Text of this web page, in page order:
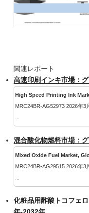
関連レポート
高速印刷インキ市場：
High Speed Printing Ink
MRC24BR-AG52973 2026年3
混合酸化物燃料市場：
Mixed Oxide Fuel Market,
MRC24BR-AG29515 2026年3
化粧品用酢酸トコフェ
年-2032年